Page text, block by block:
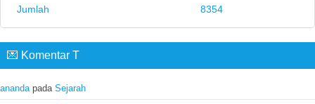
Jumlah
8354
💌 Komentar T
ananda pada Sejarah